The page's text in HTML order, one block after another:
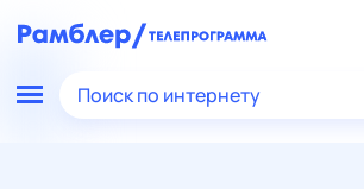
Поиск по интернету